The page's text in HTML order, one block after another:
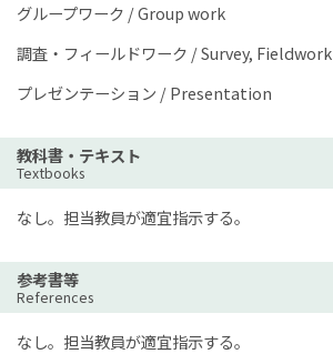
グループワーク / Group work
調査・フィールドワーク / Survey, Fieldwork
プレゼンテーション / Presentation
教科書・テキスト
Textbooks
なし。担当教員が適宜指示する。
参考書等
References
なし。担当教員が適宜指示する。